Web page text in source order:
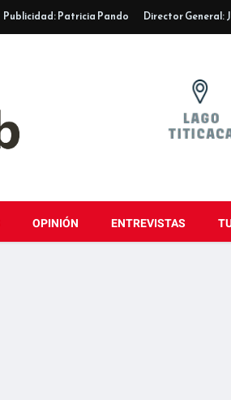
Publicidad: Patricia Pando Director General:
OPINIÓN ENTREVISTAS